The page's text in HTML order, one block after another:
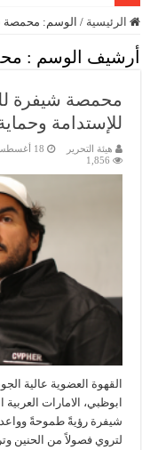
الرئيسية / الوسم: محمصة
أرشيف الوسم :
محمصة شيفرة
للإستدامة
هيئة التحرير 18 أغسطس، 2021
1,856
القهوة العضوية عالية
شيفرة رؤيةً طموحةً
لتروي فصولاً من الحنين